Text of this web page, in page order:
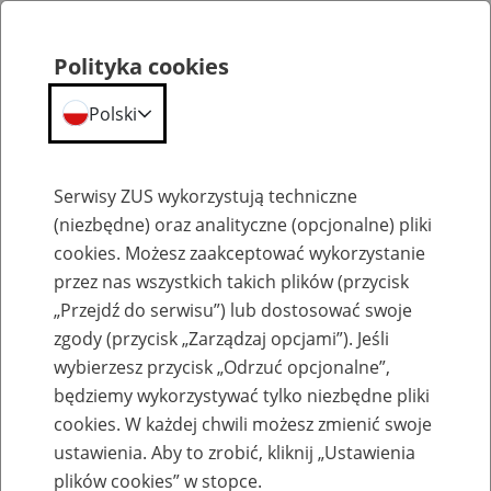
Szkolenia
Zaproś ZUS do siebie: Aktywni 50+
Polityka cookies
Polski
Serwisy ZUS wykorzystują techniczne
(niezbędne) oraz analityczne (opcjonalne) pliki
cookies. Możesz zaakceptować wykorzystanie
przez nas wszystkich takich plików (przycisk
„Przejdź do serwisu”) lub dostosować swoje
zgody (przycisk „Zarządzaj opcjami”). Jeśli
wybierzesz przycisk „Odrzuć opcjonalne”,
będziemy wykorzystywać tylko niezbędne pliki
cookies. W każdej chwili możesz zmienić swoje
ustawienia. Aby to zrobić, kliknij „Ustawienia
plików cookies” w stopce.